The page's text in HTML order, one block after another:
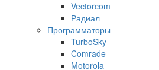
Vectorcom
Радиал
Программаторы
TurboSky
Comrade
Motorola